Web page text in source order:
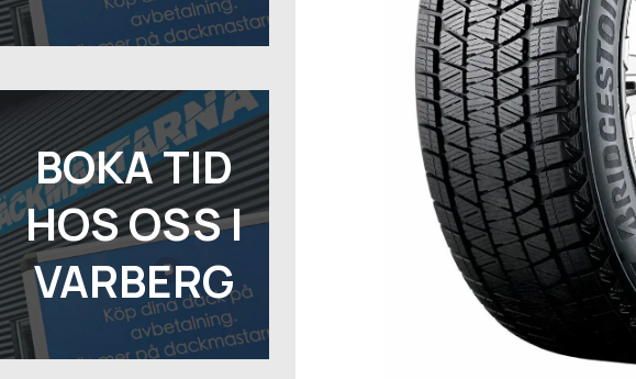
BOKA TID
HOS OSS I
VARBERG